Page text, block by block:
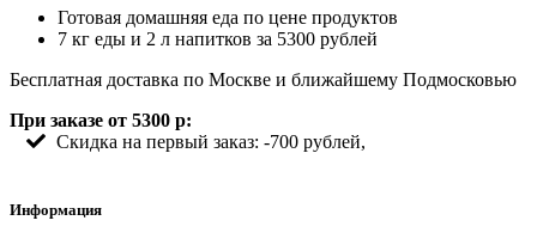
Готовая домашняя еда по цене продуктов
7 кг еды и 2 л напитков за 5300 рублей
Бесплатная доставка по Москве и ближайшему Подмосковью
При заказе от 5300 р:
Скидка на первый заказ: -700 рублей,
Информация